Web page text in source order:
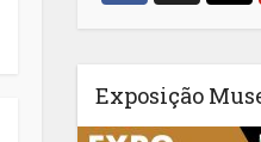
Exposição